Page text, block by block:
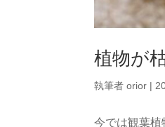
植物が
執筆者orior |
今では観葉